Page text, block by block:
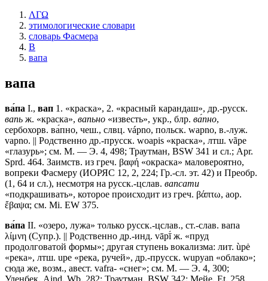
ΛΓΩ
этимологические словари
словарь Фасмера
В
вапа
вапа
ва́па I., вап 1. «краска», 2. «красный карандаш», др.-русск.
вапь ж. «краска», вапьно «известь», укр., блр. ва́пно,
сербохорв. ва́пно, чеш., слвц. vápno, польск. wapno, в.-луж.
vapno. || Родственно др.-прусск. woapis «краска», лтш. vãpe
«глазурь»; см. М. — Э. 4, 498; Траутман, BSW 341 и сл.; Apr.
Sprd. 464. Заимств. из греч. βαφή «окраска» маловероятно,
вопреки Фасмеру (ИОРЯС 12, 2, 224; Гр.-сл. эт. 42) и Преобр.
(1, 64 и сл.), несмотря на русск.-цслав. вапсати
«подкрашивать», которое происходит из греч. βάπτω, аор.
ἔβαψα; см. Mi. EW 375.
ва́па II. «озеро, лужа» только русск.-цслав., ст.-слав. вапа
λίμνη (Супр.). || Родственно др.-инд. vāpī́ ж. «пруд
продолговатой формы»; другая ступень вокализма: лит. ùpė
«река», лтш. upe «река, ручей», др.-прусск. wupyan «облако»;
сюда же, возм., авест. vafra- «снег»; см. М. — Э. 4, 300;
Уленбек, Aind. Wb. 282; Траутман, BSW 342; Мейе, Et. 258.